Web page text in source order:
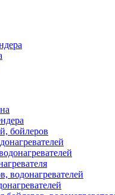
бойлеров
водонагревателей